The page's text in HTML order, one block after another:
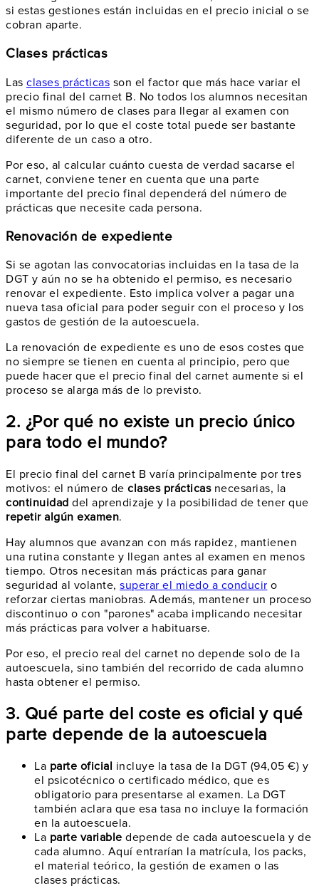
si estas gestiones están incluidas en el precio inicial o se
cobran aparte.
Clases prácticas
Las clases prácticas son el factor que más hace variar el
precio final del carnet B. No todos los alumnos necesitan
el mismo número de clases para llegar al examen con
seguridad, por lo que el coste total puede ser bastante
diferente de un caso a otro.
Por eso, al calcular cuánto cuesta de verdad sacarse el
carnet, conviene tener en cuenta que una parte
importante del precio final dependerá del número de
prácticas que necesite cada persona.
Renovación de expediente
Si se agotan las convocatorias incluidas en la tasa de la
DGT y aún no se ha obtenido el permiso, es necesario
renovar el expediente. Esto implica volver a pagar una
nueva tasa oficial para poder seguir con el proceso y los
gastos de gestión de la autoescuela.
La renovación de expediente es uno de esos costes que
no siempre se tienen en cuenta al principio, pero que
puede hacer que el precio final del carnet aumente si el
proceso se alarga más de lo previsto.
2. ¿Por qué no existe un precio único
para todo el mundo?
El precio final del carnet B varía principalmente por tres
motivos: el número de clases prácticasnecesarias, la
continuidad del aprendizaje y la posibilidad de tener que
repetir algún examen.
Hay alumnos que avanzan con más rapidez, mantienen
una rutina constante y llegan antes al examen en menos
tiempo. Otros necesitan más prácticas para ganar
seguridad al volante, superar el miedo a conducir o
reforzar ciertas maniobras. Además, mantener un proceso
discontinuo o con "parones" acaba implicando necesitar
más prácticas para volver a habituarse.
Por eso, el precio real del carnet no depende solo de la
autoescuela, sino también del recorrido de cada alumno
hasta obtener el permiso.
3. Qué parte del coste es oficial y qué
parte depende de la autoescuela
La parte oficial incluye la tasa de la DGT (94,05 €) y
el psicotécnico o certificado médico, que es
obligatorio para presentarse al examen. La DGT
también aclara que esa tasa no incluye la formación
en la autoescuela.
La parte variable depende de cada autoescuela y de
cada alumno. Aquí entrarían la matrícula, los packs,
el material teórico, la gestión de examen o las
clases prácticas.